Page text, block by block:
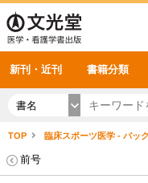
新刊・近刊 書籍分類
感染症 老年医
呼吸器
循環器
雑誌投稿規定
理学療法
雑誌案内・年間購読
電子書籍
電子雑誌
書籍「データに基づく臨床動
書籍「眼手術学」WEB動画
書籍「神経症候学 II 改訂第
新刊一覧
今後の発行予定
書名
TOP 臨床スポーツ医学 - バッ
前号